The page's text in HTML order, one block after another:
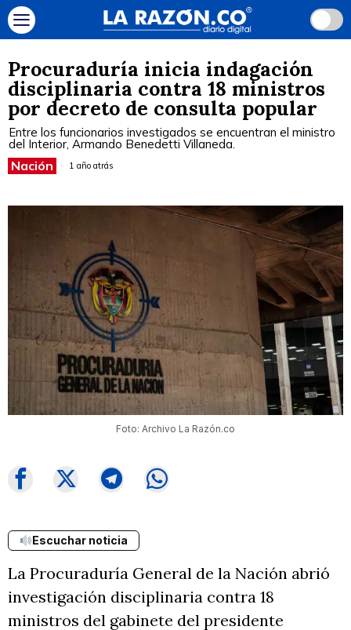
Procuraduría inicia indagación
disciplinaria contra 18 ministros
por decreto de consulta popular
Entre los funcionarios investigados se encuentran el ministro
del Interior, Armando Benedetti Villaneda.
Nación 1 año atrás
Foto: Archivo La Razón.co
Escuchar noticia
La Procuraduría General de la Nación abrió
investigación disciplinaria contra 18
ministros del gabinete del presidente